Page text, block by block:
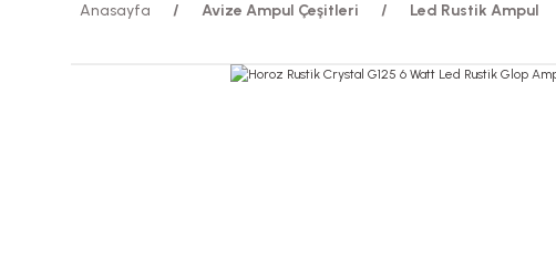
Anasayfa Avize Ampul Çeşitleri Led Rustik Ampul